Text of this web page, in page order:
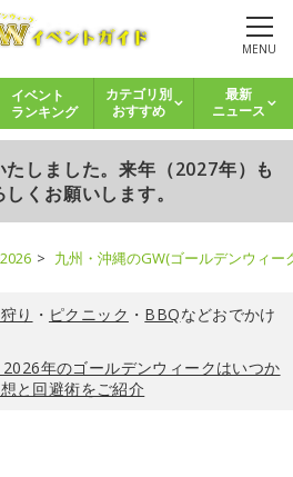
MENU
イベント
ランキング
カテゴリ別
おすすめ
最新
ニュース
しました。来年（2027年）も
くお願いします。
九州・沖縄のGW(ゴールデンウィ
り ・ ピクニック ・ BBQなどおでかけ
2026年のゴールデンウィークはいつか
と回避術をご紹介